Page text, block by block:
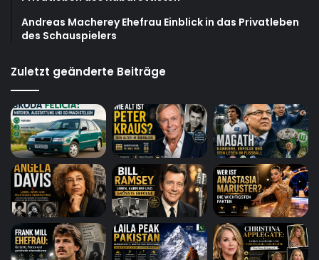
Andreas Macherey Ehefrau Einblick in das Privatleben
des Schauspielers
Zuletzt geänderte Beiträge